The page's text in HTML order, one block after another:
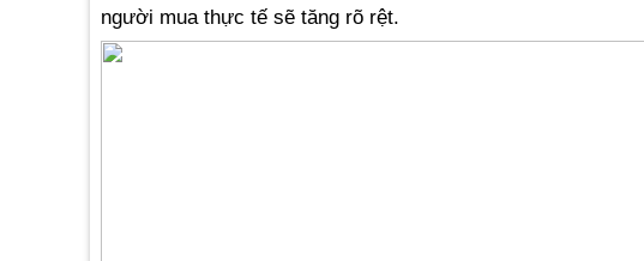
người mua thực tế sẽ tăng rõ rệt.